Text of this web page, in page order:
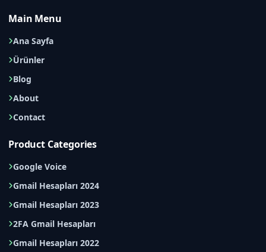
Main Menu
Ana Sayfa
Ürünler
Blog
About
Contact
Product Categories
Google Voice
Gmail Hesapları 2024
Gmail Hesapları 2023
2FA Gmail Hesapları
Gmail Hesapları 2022